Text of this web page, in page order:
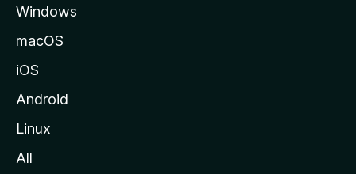
M
i
l
Windows
macOS
iOS
Android
Linux
All